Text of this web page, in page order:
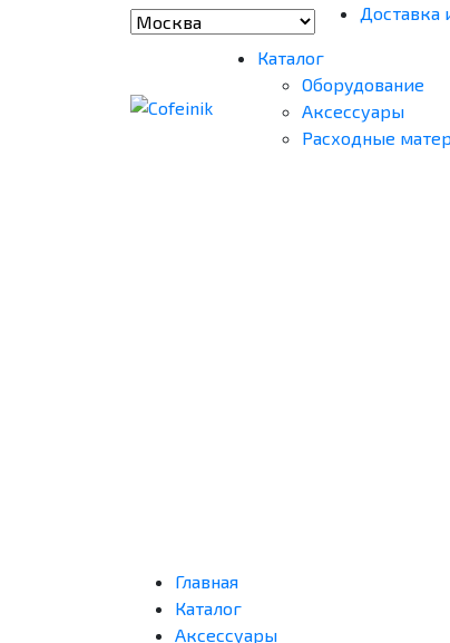
Доставка
Каталог
Оборудование
Аксессуары
Расходные
Главная
Каталог
Аксессуары